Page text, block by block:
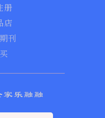
册
店
刊
乐融融